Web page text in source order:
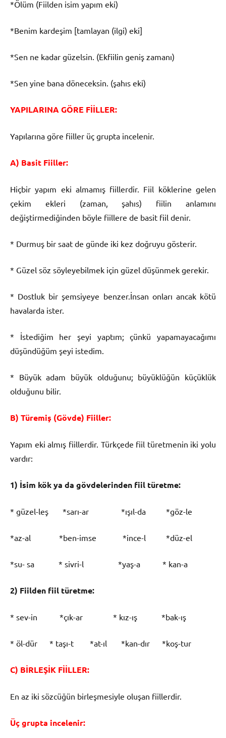
*Ölüm (Fiilden isim yapım eki)
*Benim kardeşim [tamlayan (ilgi) eki]
*Sen ne kadar güzelsin. (Ekfiilin geniş zamanı)
*Sen yine bana döneceksin. (şahıs eki)
YAPILARINA GÖRE FİİLLER:
Yapılarına göre fiiller üç grupta incelenir.
A) Basit Fiiller:
Hiçbir yapım eki almamış fiillerdir. Fiil köklerine gelen
çekim ekleri (zaman, şahıs) fiilin anlamını
değiştirmediğinden böyle fiillere de basit fiil denir.
* Durmuş bir saat de günde iki kez doğruyu gösterir.
* Güzel söz söyleyebilmek için güzel düşünmek gerekir.
* Dostluk bir şemsiyeye benzer.İnsan onları ancak kötü
havalarda ister.
* İstediğim her şeyi yaptım; çünkü yapamayacağımı
düşündüğüm şeyi istedim.
* Büyük adam büyük olduğunu; büyüklüğün küçüklük
olduğunu bilir.
B) Türemiş (Gövde) Fiiller:
Yapım eki almış fiillerdir. Türkçede fiil türetmenin iki yolu
vardır:
1) İsim kök ya da gövdelerinden fiil türetme:
* güzel-leş *sarı-ar *ışıl-da *göz-le
*az-al *ben-imse *ince-l *düz-el
*su- sa * sivri-l *yaş-a * kan-a
2) Fiilden fiil türetme:
* sev-in *çık-ar * kız-ış *bak-ış
* öl-dür * taşı-t *at-ıl *kan-dır *koş-tur
C) BİRLEŞİK FİİLLER:
En az iki sözcüğün birleşmesiyle oluşan fiillerdir.
Üç grupta incelenir: